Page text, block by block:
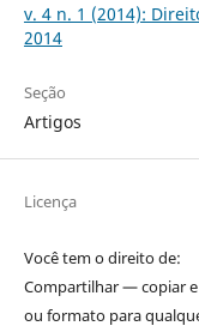
v. 4 n. 1 (2014):
2014
Seção
Artigos
Licença
Você tem o direito de:
Compartilhar — copiar
ou formato para